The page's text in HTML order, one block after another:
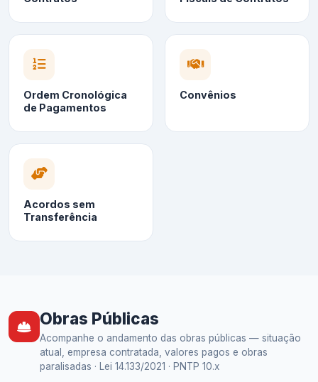
Ordem Cronológica
de Pagamentos
Convênios
Acordos sem
Transferência
Obras Públicas
Acompanhe o andamento das obras públicas — situação
atual, empresa contratada, valores pagos e obras
paralisadas · Lei 14.133/2021 · PNTP 10.x